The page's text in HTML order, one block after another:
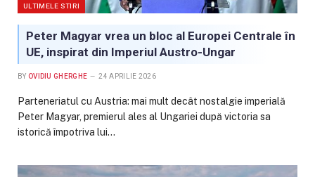
ULTIMELE STIRI
Peter Magyar vrea un bloc al Europei Centrale în
UE, inspirat din Imperiul Austro-Ungar
BY OVIDIU GHERGHE 24 APRILIE 2026
Parteneriatul cu Austria: mai mult decât nostalgie imperială
Peter Magyar, premierul ales al Ungariei după victoria sa
istorică împotriva lui…